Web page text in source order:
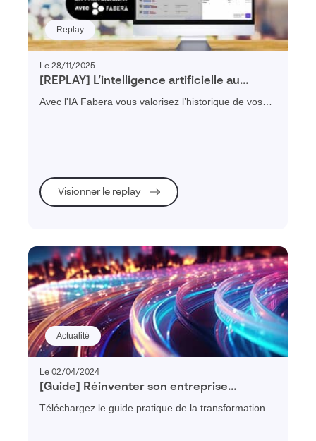
Replay
Le 28/11/2025
[REPLAY] L’intelligence artificielle au
service du chiffrage industriel avec Fabera
Avec l'IA Fabera vous valorisez l’historique de vos
Visionner le replay
Actualité
Le 02/04/2024
[Guide] Réinventer son entreprise
industrielle en 2025
Téléchargez le guide pratique de la transformation